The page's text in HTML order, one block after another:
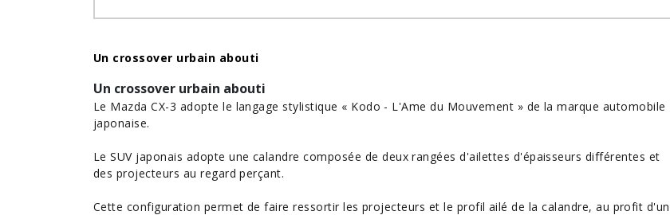
Un crossover urbain abouti
Un crossover urbain abouti
Le Mazda CX-3 adopte le langage stylistique « Kodo - L'Ame du Mouvement » de la marque automobile
japonaise.
LeSUVjaponais adopte une calandre composée de deux rangées d'ailettes d'épaisseurs différentes et
des projecteurs au regard perçant.
Cette configuration permet de faire ressortir les projecteurs et le profil ailé de la calandre, au profit d'un